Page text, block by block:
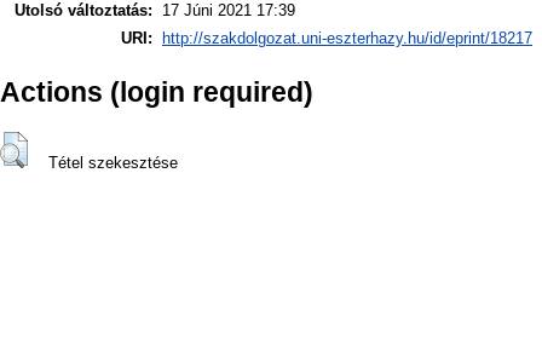
Utolsó változtatás:
17 Júni 2021 17:39
URI:
http://szakdolgozat.uni-eszterhazy.hu/id/eprint/18217
Actions (login required)
Tétel szekesztése